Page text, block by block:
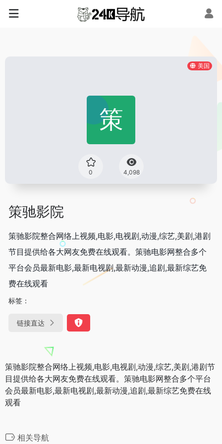
美国
0 4,098
策驰影院
策驰影院整合网络上视频,电影,电视剧,动漫,综艺,美剧,港剧
节目提供给各大网友免费在线观看。策驰电影网整合多个
平台会员最新电影,最新电视剧,最新动漫,追剧,最新综艺免
费在线观看
标签：
链接直达
策驰影院整合网络上视频,电影,电视剧,动漫,综艺,美剧,港剧节
目提供给各大网友免费在线观看。策驰电影网整合多个平台
会员最新电影,最新电视剧,最新动漫,追剧,最新综艺免费在线
观看
相关导航